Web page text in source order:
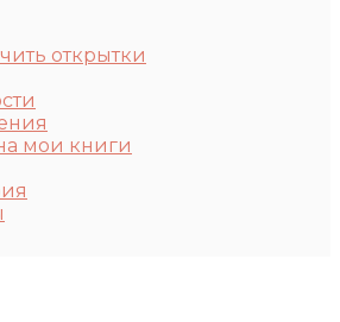
открытки
мои книги